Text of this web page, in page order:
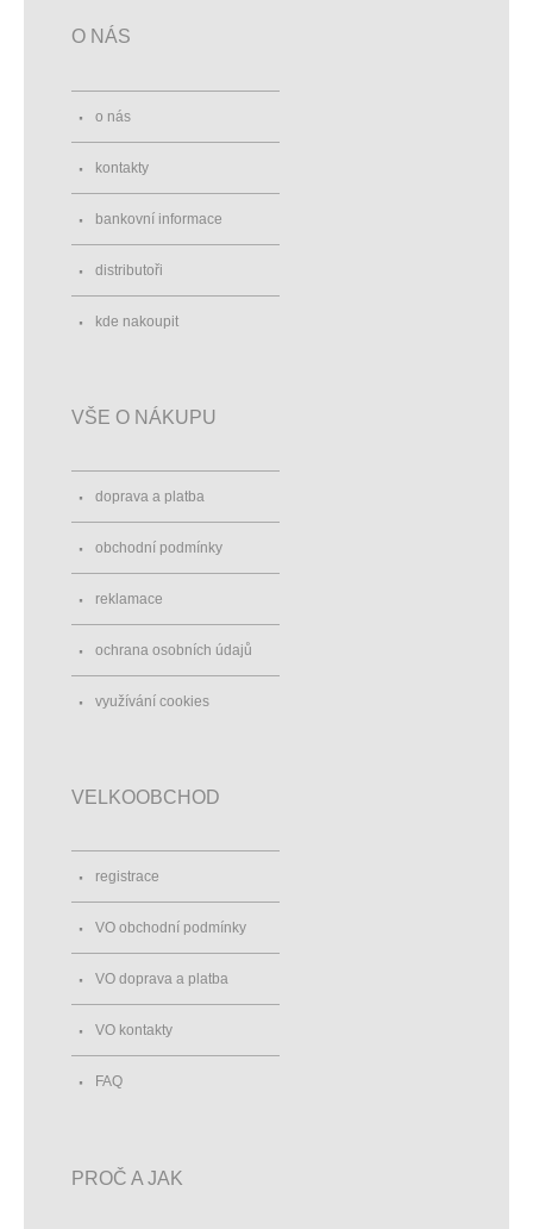
O NÁS
o nás
kontakty
bankovní informace
distributoři
kde nakoupit
VŠE O NÁKUPU
doprava a platba
obchodní podmínky
reklamace
ochrana osobních údajů
využívání cookies
VELKOOBCHOD
registrace
VO obchodní podmínky
VO doprava a platba
VO kontakty
FAQ
PROČ A JAK